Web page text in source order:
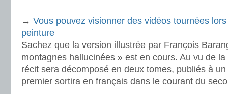
→ Vous pouvez visionner des vidéos tournées
peinture
Sachez que la version illustrée par François
montagnes hallucinées » est en cours. Au vu de
récit sera décomposé en deux tomes, publiés à un
premier sortira en français dans le courant du